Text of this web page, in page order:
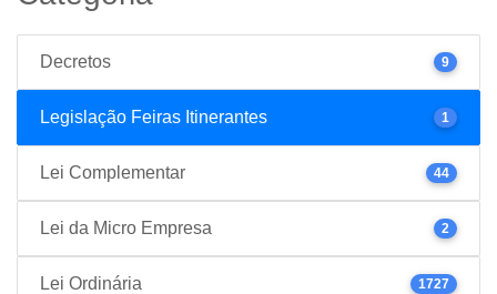
Decretos 9
Legislação Feiras Itinerantes 1
Lei Complementar 44
Lei da Micro Empresa 2
Lei Ordinária 1727